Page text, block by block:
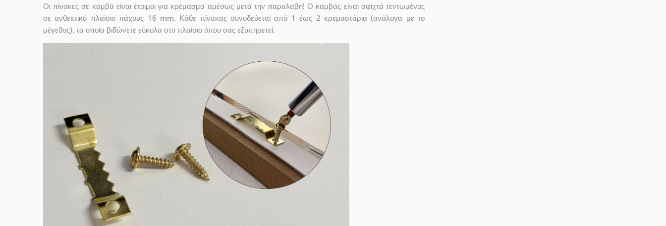
Οι πίνακες σε καμβά είναι έτοιμοι για κρέμασμα αμέσως μετά την παραλαβή! Ο καμβάς είναι σφιχτά τεντωμένος
σε ανθεκτικό πλαίσιο πάχους 16 mm. Κάθε πίνακας συνοδεύεται από 1 έως 2 κρεμαστάρια (ανάλογα με το
μέγεθος), τα οποία βιδώνετε εύκολα στο πλαίσιο όπου σας εξυπηρετεί.